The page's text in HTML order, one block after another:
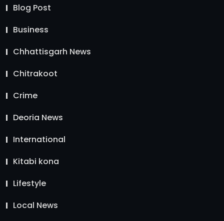
Blog Post
Business
Chhattisgarh News
Chitrakoot
Crime
Deoria News
International
Kitabi kona
Lifestyle
Local News